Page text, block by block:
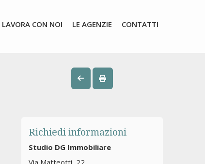
LAVORA CON NOI LE AGENZIE CONTATTI
Richiedi informazioni
Studio DG Immobiliare
Via Matteotti, 22